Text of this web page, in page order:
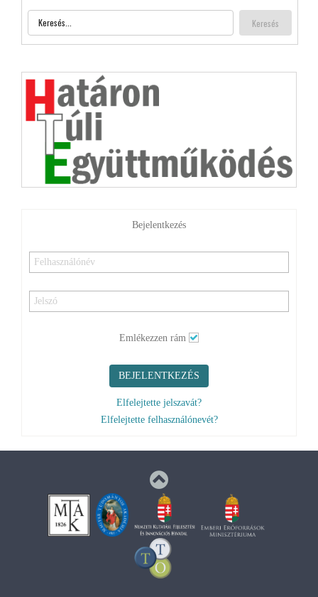
Bejelentkezés
Elfelejtette jelszavát?